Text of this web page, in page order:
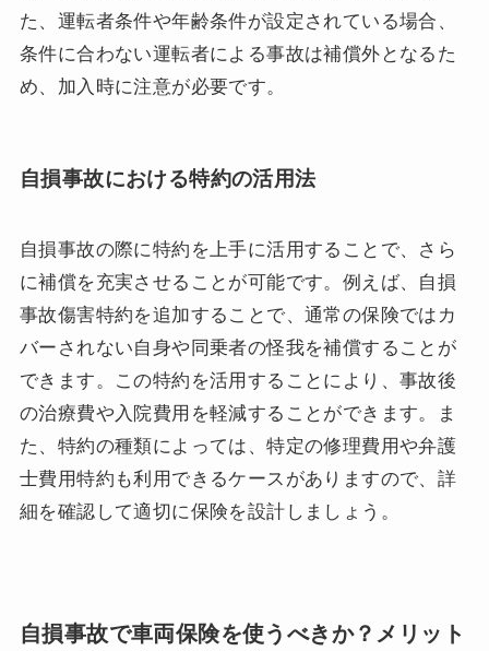
た、運転者条件や年齢条件が設定されている場合、
条件に合わない運転者による事故は補償外となるた
め、加入時に注意が必要です。
自損事故における特約の活用法
自損事故の際に特約を上手に活用することで、さら
に補償を充実させることが可能です。例えば、自損
事故傷害特約を追加することで、通常の保険ではカ
バーされない自身や同乗者の怪我を補償することが
できます。この特約を活用することにより、事故後
の治療費や入院費用を軽減することができます。ま
た、特約の種類によっては、特定の修理費用や弁護
士費用特約も利用できるケースがありますので、詳
細を確認して適切に保険を設計しましょう。
自損事故で車両保険を使うべきか？メリット